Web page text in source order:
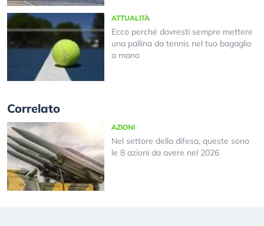
ATTUALITÀ
Ecco perché dovresti sempre mettere
una pallina da tennis nel tuo bagaglio
a mano
Correlato
AZIONI
Nel settore della difesa, queste sono
le 8 azioni da avere nel 2026